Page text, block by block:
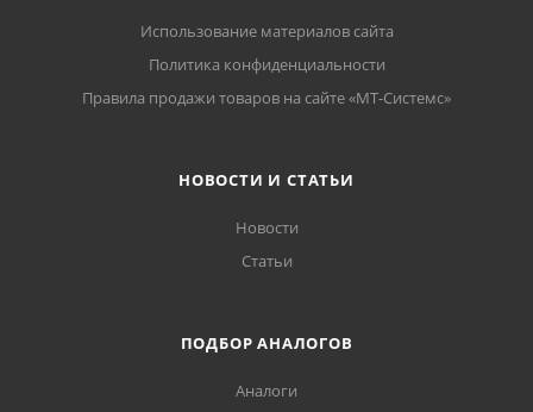
Использование материалов сайта
Политика конфиденциальности
Правила продажи товаров на сайте «МТ-Системс»
НОВОСТИ И СТАТЬИ
Новости
Статьи
ПОДБОР АНАЛОГОВ
Аналоги